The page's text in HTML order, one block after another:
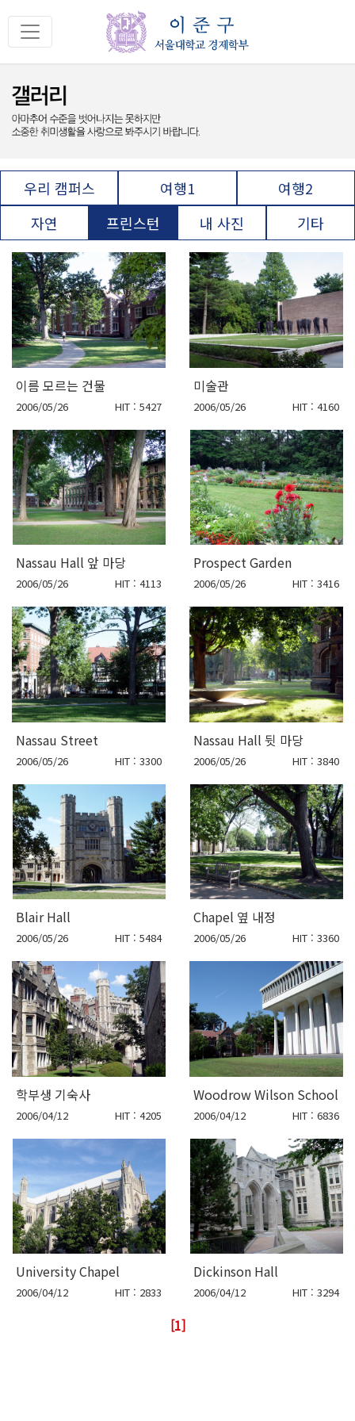
우리 캠퍼스 여행1
여행2
자연
프린스턴 내 사진 기타
이름 모르는 건물
2006/05/26 HIT : 5427
미술관
2006/05/26 HIT : 4160
Nassau Hall 앞 마당
2006/05/26 HIT : 4113
Prospect Garden
2006/05/26 HIT : 3416
Nassau Street
2006/05/26 HIT : 3300
Nassau Hall 뒷 마당
2006/05/26 HIT : 3840
Blair Hall
2006/05/26 HIT : 5484
Chapel 옆 내정
2006/05/26 HIT : 3360
학부생 기숙사
2006/04/12 HIT : 4205
Woodrow Wilson School
2006/04/12 HIT : 6836
University Chapel
2006/04/12 HIT : 2833
Dickinson Hall
2006/04/12 HIT : 3294
[1]